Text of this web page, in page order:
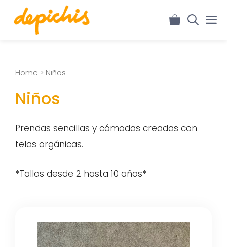
Home > Niños
Niños
Prendas sencillas y cómodas creadas con
telas orgánicas.
*Tallas desde 2 hasta 10 años*